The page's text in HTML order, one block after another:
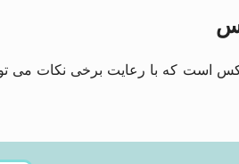
است که با رعایت برخی نکات می